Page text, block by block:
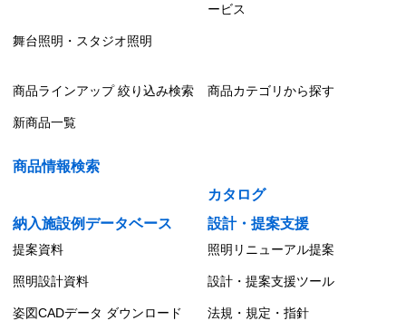
ービス
舞台照明・スタジオ照明
商品ラインアップ 絞り込み検索 商品カテゴリから探す
新商品一覧
商品情報検索
カタログ
納入施設例データベース
設計・提案支援
提案資料 照明リニューアル提案
照明設計資料 設計・提案支援ツール
姿図CADデータ ダウンロード 法規・規定・指針